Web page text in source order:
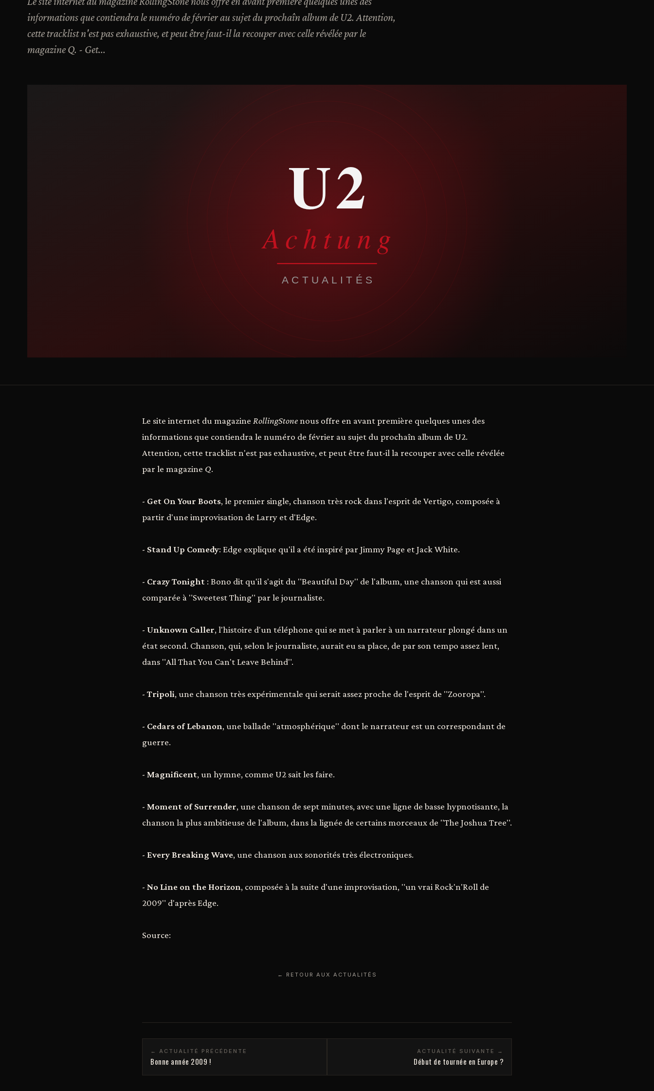
informations que contiendra le numéro de février au sujet du prochaîn album de U2. Attention,
cette tracklist n'est pas exhaustive, et peut être faut-il la recouper avec celle révélée par le
magazine Q. - Get...
Le site internet du magazine RollingStonenous offre en avant première quelques unes des
informations que contiendra le numéro de février au sujet du prochaîn album de U2.
Attention, cette tracklist n'est pas exhaustive, et peut être faut-il la recouper avec celle révélée
par le magazine Q.
- Get On Your Boots, le premier single, chanson très rock dans l'esprit de Vertigo, composée à
partir d'une improvisation de Larry et d'Edge.
- Stand Up Comedy: Edge explique qu'il a été inspiré par Jimmy Page et Jack White.
- Crazy Tonight : Bono dit qu'il s'agit du "Beautiful Day" de l'album, une chanson qui est aussi
comparée à "Sweetest Thing" par le journaliste.
- Unknown Caller, l'histoire d'un téléphone qui se met à parler à un narrateur plongé dans un
état second. Chanson, qui, selon le journaliste, aurait eu sa place, de par son tempo assez lent,
dans "All That You Can't Leave Behind".
- Tripoli, une chanson très expérimentale qui serait assez proche de l'esprit de "Zooropa".
- Cedars of Lebanon, une ballade "atmosphérique" dont le narrateur est un correspondant de
guerre.
- Magnificent, un hymne, comme U2 sait les faire.
- Moment of Surrender, une chanson de sept minutes, avec une ligne de basse hypnotisante, la
chanson la plus ambitieuse de l'album, dans la lignée de certains morceaux de "The Joshua Tree".
- Every Breaking Wave, une chanson aux sonorités très électroniques.
- No Line on the Horizon, composée à la suite d'une improvisation, "un vrai Rock'n'Roll de
2009" d'après Edge.
Source:
← RETOUR AUX ACTUALITÉS
← ACTUALITÉ PRÉCÉDENTE
Bonne année 2009 !
ACTUALITÉ SUIVANTE →
Début de tournée en Europe ?